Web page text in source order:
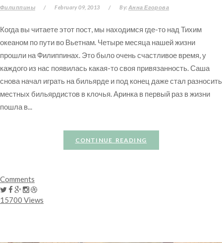
Филиппины / February 09, 2013 / By: Анна Егорова
Когда вы читаете этот пост, мы находимся где-то над Тихим
океаном по пути во Вьетнам. Четыре месяца нашей жизни
прошли на Филиппинах. Это было очень счастливое время, у
каждого из нас появилась какая-то своя привязанность. Саша
снова начал играть на бильярде и под конец даже стал разносить
местных бильярдистов в клочья. Аринка в первый раз в жизни
пошла в...
CONTINUE READING
Comments
15700 Views